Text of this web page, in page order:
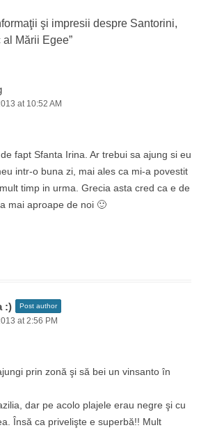
şi impresii despre Santorini,
al Mării Egee”
at 10:52 AM
fapt Sfanta Irina. Ar trebui sa ajung si eu
intr-o buna zi, mai ales ca mi-a povestit
timp in urma. Grecia asta cred ca e de
mai aproape de noi 🙂
:) Post author
at 2:56 PM
prin zonă şi să bei un vinsanto în
dar pe acolo plajele erau negre şi cu
Însă ca privelişte e superbă!! Mult